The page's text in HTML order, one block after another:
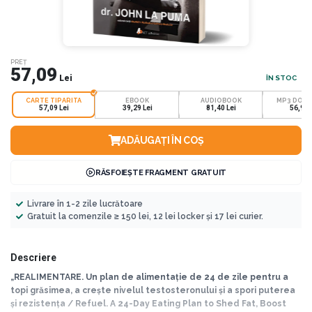
PREȚ
57,09 Lei ÎN STOC
CARTE TIPARITA
57,09 Lei
EBOOK
39,29 Lei
AUDIOBOOK
81,40 Lei
MP3
56,98
ADĂUGAȚI ÎN COȘ
RĂSFOIEȘTE FRAGMENT GRATUIT
Livrare în 1-2 zile lucrătoare
Gratuit la comenzile ≥ 150 lei, 12 lei locker și 17 lei curier.
Descriere
„REALIMENTARE. Un plan de alimentație de 24 de zile pentru a
topi grăsimea, a crește nivelul testosteronului și a spori puterea
și rezistența / Refuel. A 24-Day Eating Plan to Shed Fat, Boost